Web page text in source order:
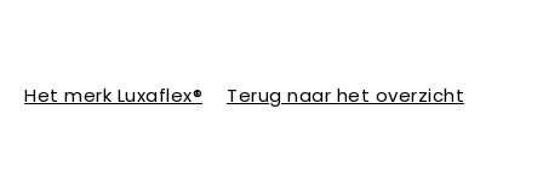
Het merk Luxaflex® Terug naar het overzicht